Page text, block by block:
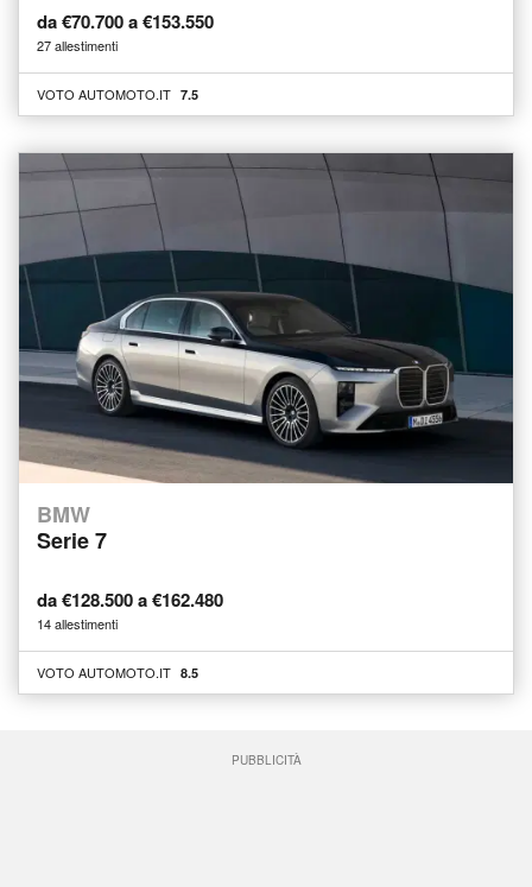
da €70.700 a €153.550
27 allestimenti
VOTO AUTOMOTO.IT 7.5
BMW
Serie 7
da €128.500 a €162.480
14 allestimenti
VOTO AUTOMOTO.IT 8.5
PUBBLICITÀ